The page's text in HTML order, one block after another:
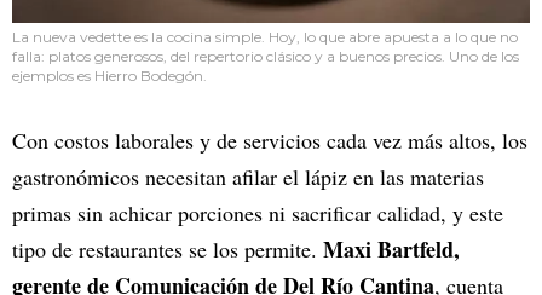
La nueva vedette es la cocina simple. Hoy, lo que abre apuesta a lo que no
falla: platos generosos, del repertorio clásico y a buenos precios. Uno de los
ejemplos es Hierro Bodegón.
Con costos laborales y de servicios cada vez más altos, los
gastronómicos necesitan afilar el lápiz en las materias
primas sin achicar porciones ni sacrificar calidad, y este
tipo de restaurantes se los permite. Maxi Bartfeld,
gerente de Comunicación de Del Río Cantina, cuenta